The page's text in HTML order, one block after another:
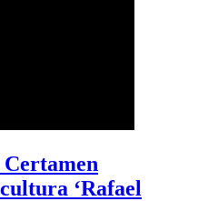
‘Rafael